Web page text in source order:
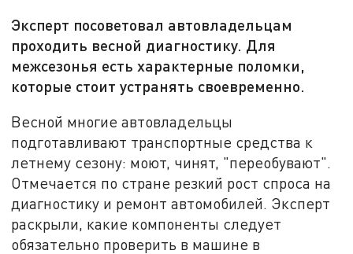
Эксперт посоветовал автовладельцам
проходить весной диагностику. Для
межсезонья есть характерные поломки,
которые стоит устранять своевременно.
Весной многие автовладельцы
подготавливают транспортные средства к
летнему сезону: моют, чинят, "переобувают".
Отмечается по стране резкий рост спроса на
диагностику и ремонт автомобилей. Эксперт
раскрыли, какие компоненты следует
обязательно проверить в машине в